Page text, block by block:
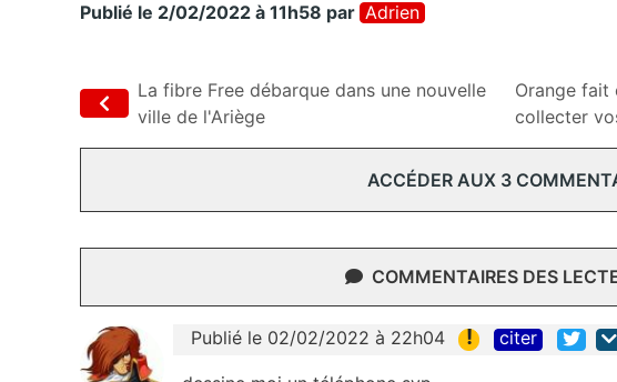
Publié le 2/02/2022 à 11h58 par Adrien
La fibre Free débarque dans une nouvelle
ville de l'Ariège
Orange fait
collecter
ACCÉDER AUX 3
COMMENTAIRES DES
Publié le 02/02/2022 à 22h04 ! citer